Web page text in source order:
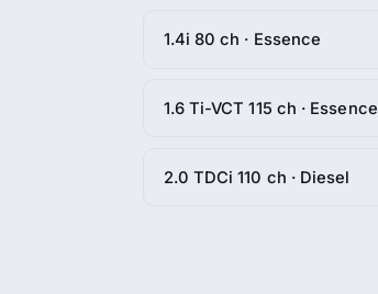
1.4i 80 ch · Essence
1.6 Ti-VCT 115 ch · Essence
2.0 TDCi 110 ch · Diesel